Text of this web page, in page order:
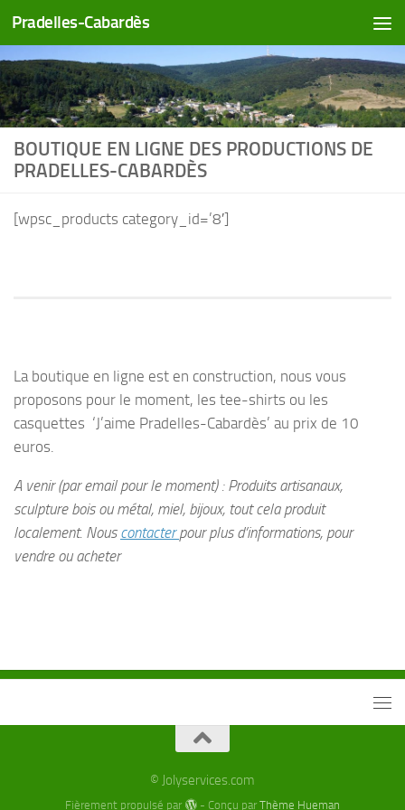
Skip to content
Pradelles-Cabardès
BOUTIQUE EN LIGNE DES PRODUCTIONS DE
PRADELLES-CABARDÈS
[wpsc_products category_id=’8′]
La boutique en ligne est en construction, nous vous
proposons pour le moment, les tee-shirts ou les
casquettes ‘J’aime Pradelles-Cabardès’ au prix de 10
euros.
A venir (par email pour le moment) : Produits artisanaux,
sculpture bois ou métal, miel, bijoux, tout cela produit
localement. Nous contacterpour plus d’informations, pour
vendre ou acheter
© Jolyservices.com
Fièrement propulsé par - Conçu parThème Hueman